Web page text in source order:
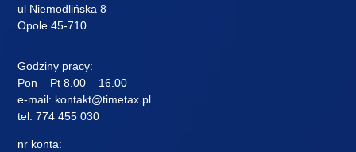
ul Niemodlińska 8
Opole 45-710
Godziny pracy:
Pon – Pt 8.00 – 16.00
e-mail: kontakt@timetax.pl
tel.774 455 030
nr konta: